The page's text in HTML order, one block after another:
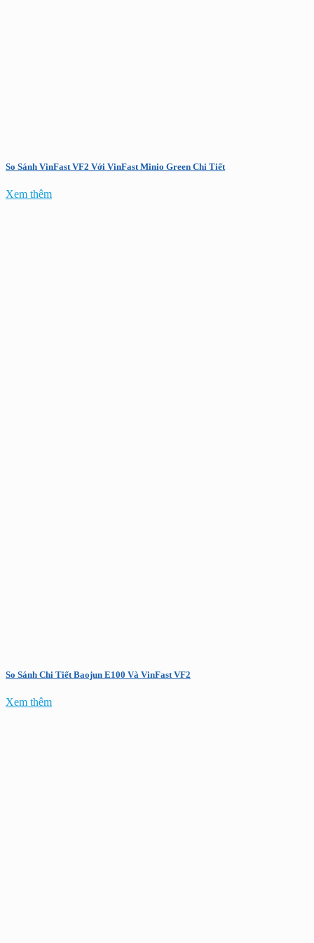
So Sánh VinFast VF2 Với VinFast Minio Green Chi Tiết
Xem thêm
So Sánh Chi Tiết Baojun E100 Và VinFast VF2
Xem thêm